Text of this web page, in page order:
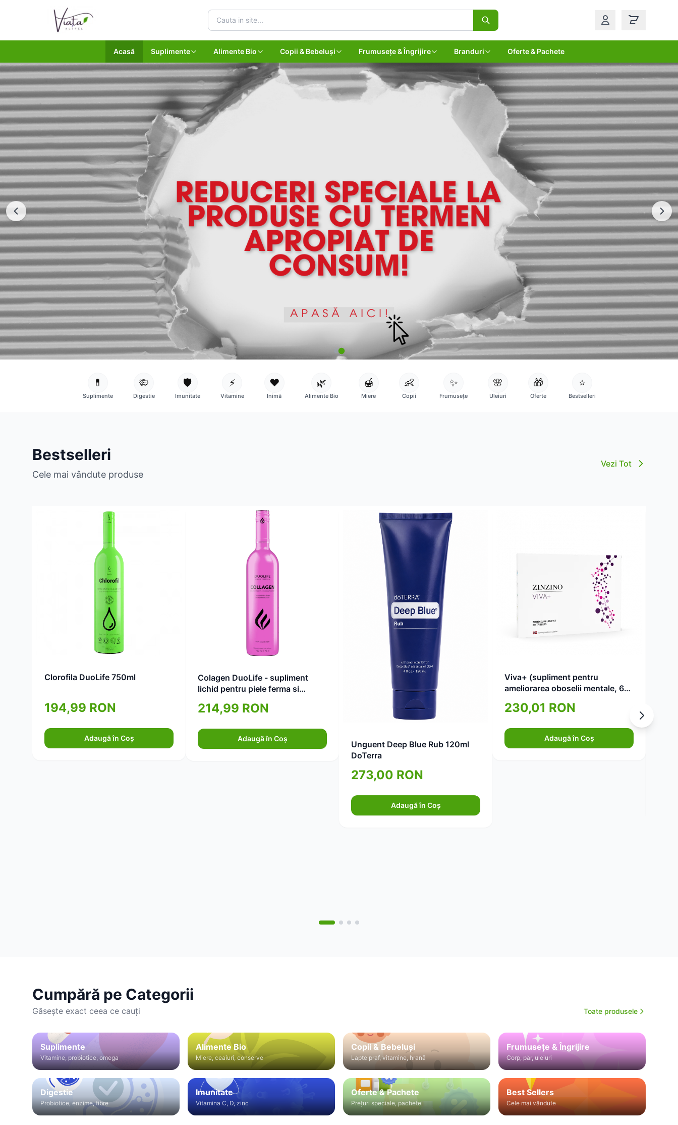
Acasă Suplimente Alimente Bio Copii & Bebeluși Frumusețe & Îngrijire Branduri Oferte & Pachete
💊
Suplimente
🦠
Digestie
🛡️
Imunitate
⚡
Vitamine
❤️
Inimă
🌿
Alimente Bio
🍯
Miere
👶
Copii
✨
Frumusețe
🌸
Uleiuri
🎁
Oferte
⭐
Bestselleri
Bestselleri
Cele mai vândute produse
Vezi Tot
Clorofila DuoLife 750ml
194,99 RON
Adaugă în Coș
Colagen DuoLife - supliment
lichid pentru piele ferma si
214,99 RON
Adaugă în Coș
Unguent Deep Blue Rub 120ml
DoTerra
273,00 RON
Adaugă în Coș
Viva+ (supliment pentru
ameliorarea oboselii mentale, 60
230,01 RON
Adaugă în Coș
Cumpără pe Categorii
Găsește exact ceea ce cauți Toate produsele
Suplimente
Vitamine, probiotice, omega
Alimente Bio
Miere, ceaiuri, conserve
Copii & Bebeluși
Lapte praf, vitamine, hrană
Frumusețe & Îngrijire
Corp, păr, uleiuri
Digestie
Probiotice, enzime, fibre
Imunitate
Vitamina C, D, zinc
Oferte & Pachete
Prețuri speciale, pachete
Best Sellers
Cele mai vândute